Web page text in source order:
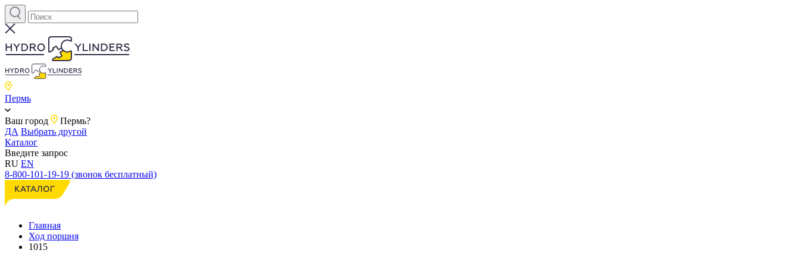
Пермь
Ваш город
Пермь?
ДА Выбрать другой
Каталог
Введите запрос
RU EN
8-800-101-19-19 (звонок бесплатный)
Главная
Ход поршня
1015